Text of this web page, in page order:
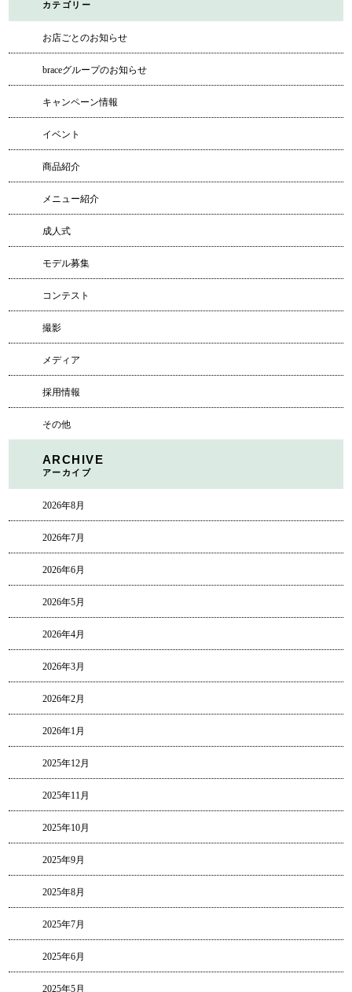
カテゴリー
お店ごとのお知らせ
braceグループのお知らせ
キャンペーン情報
イベント
商品紹介
メニュー紹介
成人式
モデル募集
コンテスト
撮影
メディア
採用情報
その他
ARCHIVE
アーカイブ
2026年8月
2026年7月
2026年6月
2026年5月
2026年4月
2026年3月
2026年2月
2026年1月
2025年12月
2025年11月
2025年10月
2025年9月
2025年8月
2025年7月
2025年6月
2025年5月